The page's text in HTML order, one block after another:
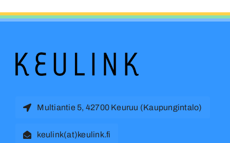
Multiantie 5, 42700 Keuruu (Kaupungintalo)
keulink(at)keulink.fi